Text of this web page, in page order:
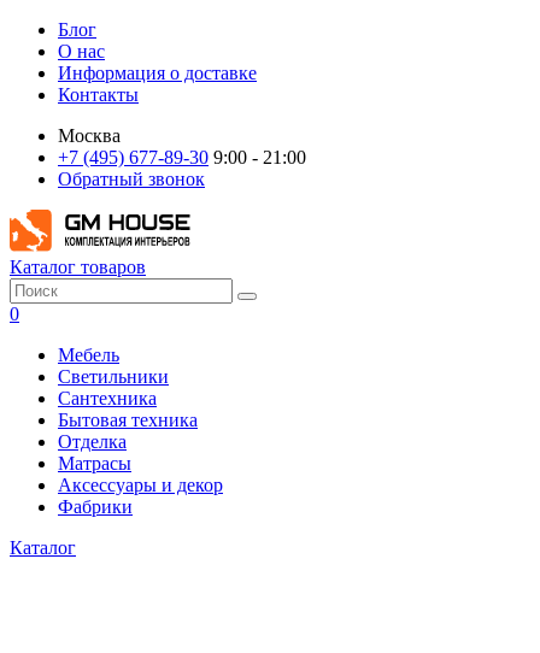
Блог
О нас
Информация о доставке
Контакты
Москва
+7 (495) 677-89-30 9:00 - 21:00
Обратный звонок
Каталог товаров
0
Мебель
Светильники
Сантехника
Бытовая техника
Отделка
Матрасы
Аксессуары и декор
Фабрики
Каталог